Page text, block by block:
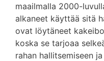
maailmalla 2000-
alkaneet käyttää sitä
ovat löytäneet
koska se tarjoaa
rahan hallitsemiseen